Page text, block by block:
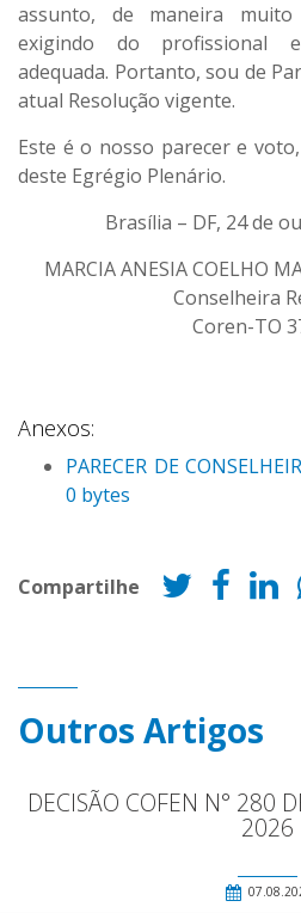
assunto, de maneira
exigindo do profissional
adequada. Portanto, sou de
atual Resolução vigente.
Este é o nosso parecer e
deste Egrégio Plenário.
Brasília – DF, 24 de
MARCIA ANESIA COELHO
Conselheira
Coren-TO
Anexos:
PARECER DE
0 bytes
Compartilhe
Outros Artigos
DECISÃO COFEN N° 280
2026